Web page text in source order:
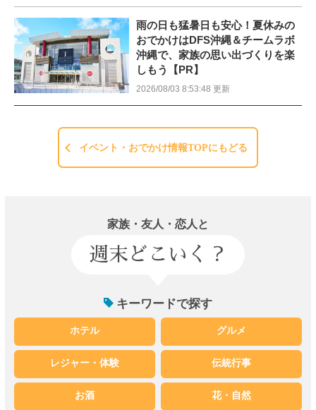
雨の日も猛暑日も安心！夏休みの
おでかけはDFS沖縄＆チームラボ
沖縄で、家族の思い出づくりを楽
しもう【PR】
2026/08/03 8:53:48 更新
イベント・おでかけ情報TOPにもどる
家族・友人・恋人と
週末どこいく？
キーワードで探す
ホテル グルメ
レジャー・体験 伝統行事
お酒 花・自然